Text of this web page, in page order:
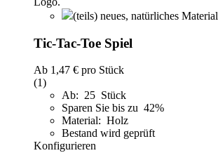
(teils) neues, natürliches Material
Tic-Tac-Toe Spiel
Ab 1,47 € pro Stück
(1)
Ab: 25 Stück
Sparen Sie bis zu 42%
Material: Holz
Bestand wird geprüft
Konfigurieren